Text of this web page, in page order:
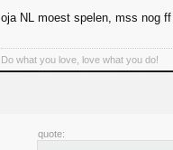
oja NL moest spelen, mss nog ff
Do what you love, love what you do!
quote: